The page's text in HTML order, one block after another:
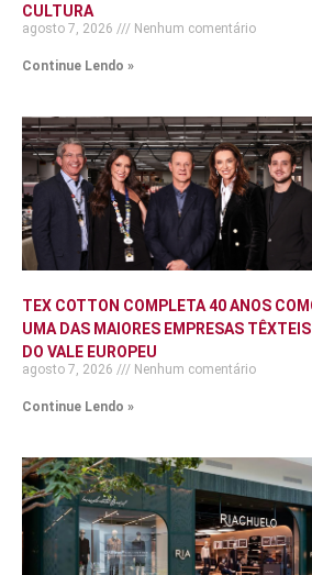
CULTURA
agosto 7, 2026 Nenhum comentário
Continue Lendo »
TEX COTTON COMPLETA 40 ANOS
UMA DAS MAIORES EMPRESAS TÊXTEIS
DO VALE EUROPEU
agosto 7, 2026 Nenhum comentário
Continue Lendo »